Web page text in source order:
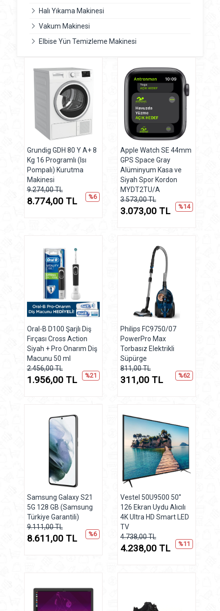
Halı Yıkama Makinesi
Vakum Makinesi
Elbise Yün Temizleme Makinesi
Grundig GDH 80 Y A+ 8
Kg 16 Programlı (Isı
Pompalı) Kurutma
Makinesi
9.274,00 TL
%6
8.774,00 TL
Apple Watch SE 44mm
GPS Space Gray
Alüminyum Kasa ve
Siyah Spor Kordon
MYDT2TU/A
3.573,00 TL
%14
3.073,00 TL
Oral-B D100 Şarjlı Diş
Fırçası Cross Action
Siyah + Pro Onarım Diş
Macunu 50 ml
2.456,00 TL
%21
1.956,00 TL
Philips FC9750/07
PowerPro Max
Torbasız Elektrikli
Süpürge
811,00 TL
%62
311,00 TL
Samsung Galaxy S21
5G 128 GB (Samsung
Türkiye Garantili)
9.111,00 TL
%6
8.611,00 TL
Vestel 50U9500 50''
126 Ekran Uydu Alıcılı
4K Ultra HD Smart LED
TV
4.738,00 TL
%11
4.238,00 TL